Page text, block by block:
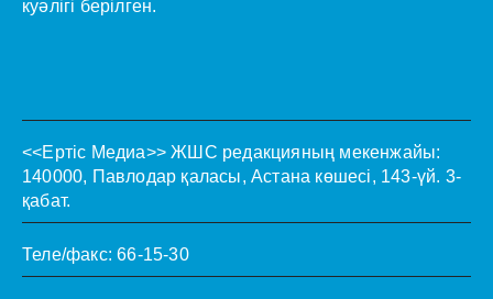
куәлігі берілген.
<<Ертіс Медиа>> ЖШС редакцияның мекенжайы:
140000, Павлодар қаласы, Астана көшесі, 143-үй. 3-
қабат.
Теле/факс: 66-15-30